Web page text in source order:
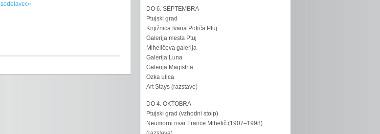
sodelavec«
DO 6. SEPTEMBRA
Ptujski grad
Knjižnica Ivana Potrča Ptuj
Galerija mesta Ptuj
Miheličeva galerija
Galerija Luna
Galerija Magistrta
Ozka ulica
Art Stays (razstave)
DO 4. OKTOBRA
Ptujski grad (vzhodni stolp)
Neumorni risar France Mihelič (1907–1998)